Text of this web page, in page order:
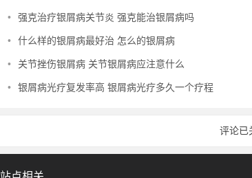
• 强克治疗银屑病关节炎 强克能治银屑病吗
• 什么样的银屑病最好治 怎么的银屑病
• 关节挫伤银屑病 关节银屑病应注意什么
• 银屑病光疗复发率高 银屑病光疗多久一个疗程
评论已